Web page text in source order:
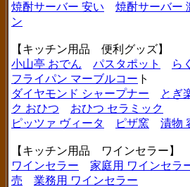
焼酎サーバー 安い
焼酎サーバー
ン
【キッチン用品 便利グッズ】
小山亭 おでん
パスタポット ら
フライパン マーブルコー ト
ダイヤモンド シャープナー
とぎ
ク おひつ
おひつ セラミック
ピッツァ ヴィータ
ピザ窯 漬物
【キッチン用品 ワインセラー】
ワインセラー
家庭用 ワインセラ
売
業務用 ワインセラー